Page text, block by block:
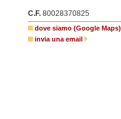
C.F. 80028370825
dove siamo (Google Maps)
invia una email